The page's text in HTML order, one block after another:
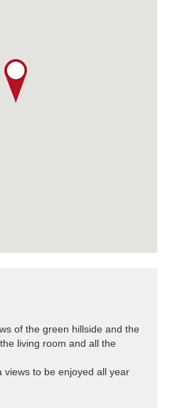
of the green hillside and the
living room and all the
views to be enjoyed all year